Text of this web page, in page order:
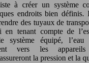
à créer un système
endroits bien définis.
des tuyaux de
en tenant compte de
système équipé,
vers les
la pression et la